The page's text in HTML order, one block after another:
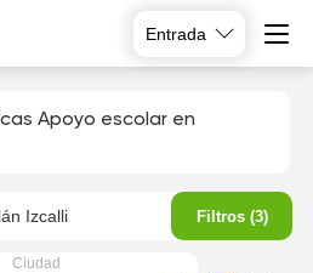
Entrada
Apoyo escolar en
Izcalli Filtros (3)
Ciudad